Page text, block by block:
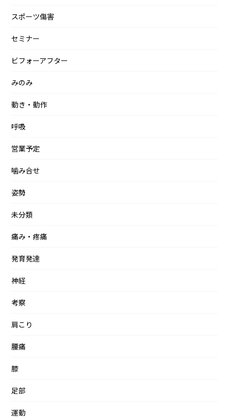
スポーツ傷害
セミナー
ビフォーアフター
みのみ
動き・動作
呼吸
営業予定
噛み合せ
姿勢
未分類
痛み・疼痛
発育発達
神経
考察
肩こり
腰痛
膝
足部
運動